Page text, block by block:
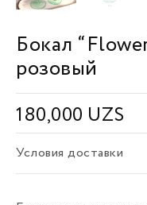
Бокал
розовый
180,000 UZS
Условия доставки